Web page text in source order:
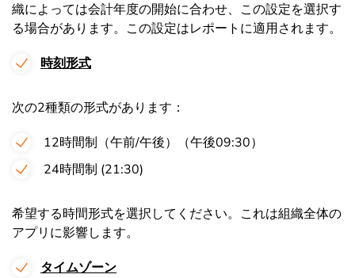
織によっては会計年度の開始に合わせ、この設定を選択す
る場合があります。この設定はレポートに適用されます。
時刻形式
次の2種類の形式があります：
12時間制（午前/午後）（午後09:30）
24時間制 (21:30)
希望する時間形式を選択してください。これは組織全体の
アプリに影響します。
タイムゾーン